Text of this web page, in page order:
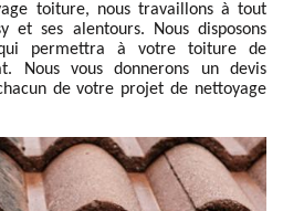
toiture, nous travaillons à tout
et ses alentours. Nous disposons
qui permettra à votre toiture de
Nous vous donnerons un devis
de votre projet de nettoyage